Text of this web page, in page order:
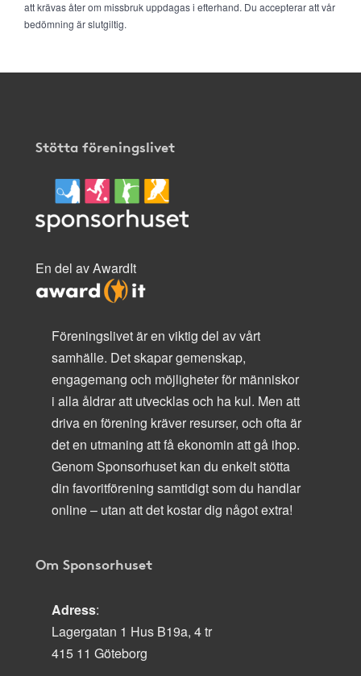
att krävas åter om missbruk uppdagas i efterhand. Du accepterar att vår
bedömning är slutgiltig.
Stötta föreningslivet
En del av AwardIt
Föreningslivet är en viktig del av vårt
samhälle. Det skapar gemenskap,
engagemang och möjligheter för människor
i alla åldrar att utvecklas och ha kul. Men att
driva en förening kräver resurser, och ofta är
det en utmaning att få ekonomin att gå ihop.
Genom Sponsorhuset kan du enkelt stötta
din favoritförening samtidigt som du handlar
online – utan att det kostar dig något extra!
Om Sponsorhuset
Adress:
Lagergatan 1 Hus B19a, 4 tr
415 11 Göteborg